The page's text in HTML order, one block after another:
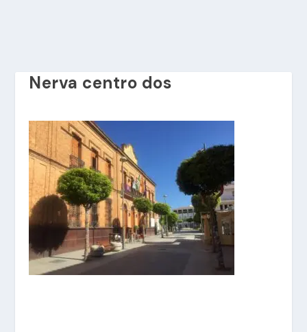
Nerva centro dos